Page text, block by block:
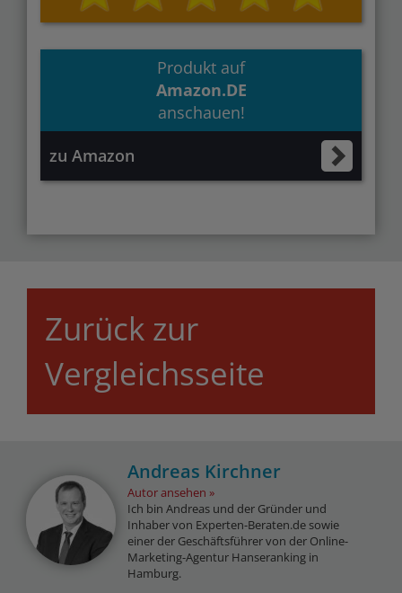
Produkt auf
Amazon.DE
anschauen!
zu Amazon
Zurück zur
Vergleichsseite
Andreas Kirchner
Autor ansehen
Ich bin Andreas und der Gründer und
Inhaber von Experten-Beraten.de sowie
einer der Geschäftsführer von der Online-
Marketing-Agentur Hanseranking in
Hamburg.